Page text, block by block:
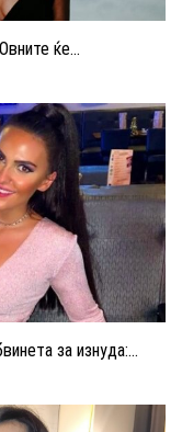
ќе...
за изнуда:...